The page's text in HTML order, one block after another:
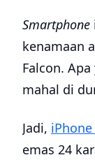
Smartphone
kenamaan
Falcon.
mahal di
Jadi, iPhone
emas 24